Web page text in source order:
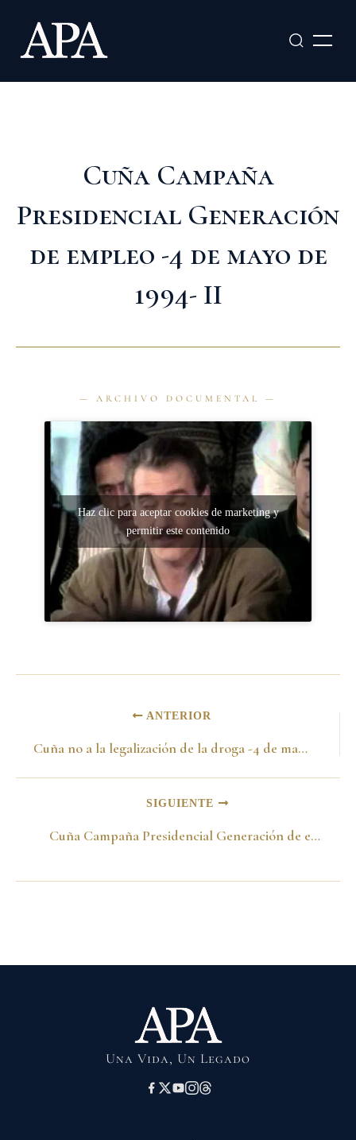
contenido
Cuña Campaña
Presidencial Generación
de empleo -4 de mayo de
1994- II
Haz clic para aceptar cookies de marketing y
permitir este contenido
ANTERIOR
Cuña no a la legalización de la droga -4 de mayo de 1994- II
SIGUIENTE
Cuña Campaña Presidencial Generación de empleo -4 de mayo de 1994- II
Una Vida, Un Legado